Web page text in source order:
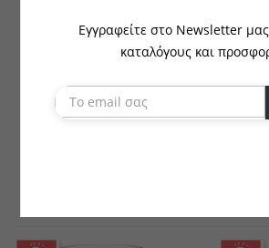
Jug Timeless
RCR
Εγγραφείτε στο Newsletter
καταλόγους και